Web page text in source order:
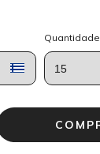
Quantidade